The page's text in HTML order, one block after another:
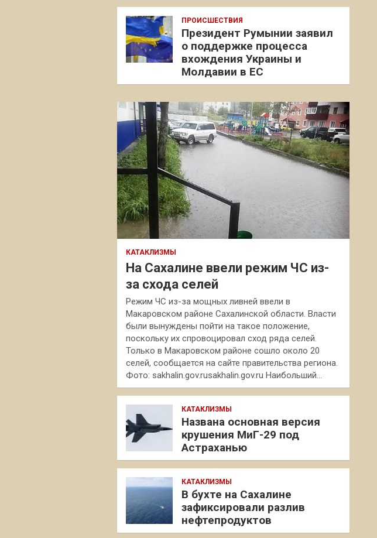
ПРОИСШЕСТВИЯ
Президент Румынии заявил
о поддержке процесса
вхождения Украины и
Молдавии в ЕС
КАТАКЛИЗМЫ
На Сахалине ввели режим ЧС из-
за схода селей
Режим ЧС из-за мощных ливней ввели в
Макаровском районе Сахалинской области. Власти
были вынуждены пойти на такое положение,
поскольку их спровоцировал сход ряда селей.
Только в Макаровском районе сошло около 20
селей, сообщается на сайте правительства региона.
Фото: sakhalin.gov.rusakhalin.gov.ru Наибольший…
КАТАКЛИЗМЫ
Названа основная версия
крушения МиГ-29 под
Астраханью
КАТАКЛИЗМЫ
В бухте на Сахалине
зафиксировали разлив
нефтепродуктов